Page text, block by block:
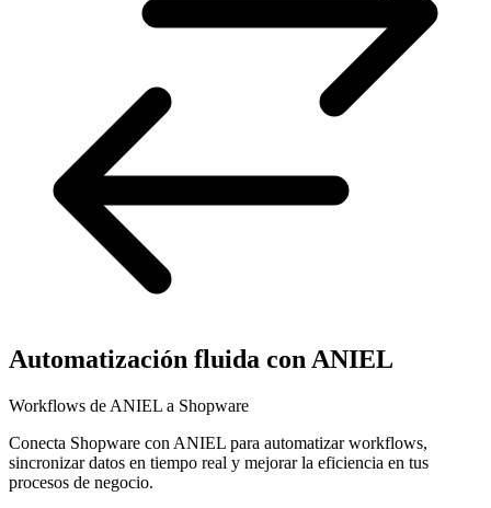
Automatización fluida con ANIEL
Workflows de ANIEL a Shopware
Conecta Shopware con ANIEL para automatizar workflows,
sincronizar datos en tiempo real y mejorar la eficiencia en tus
procesos de negocio.